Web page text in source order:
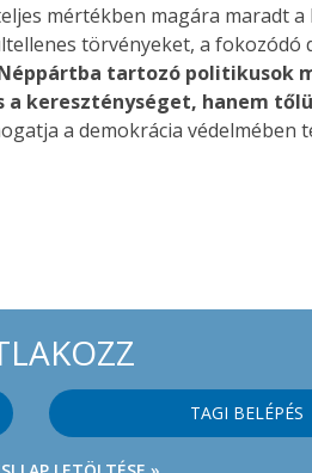
mértékben magára maradt a
törvényeket, a fokozódó
tartozó politikusok
a kereszténységet, hanem
a demokrácia védelmében
TAGI BELÉPÉS